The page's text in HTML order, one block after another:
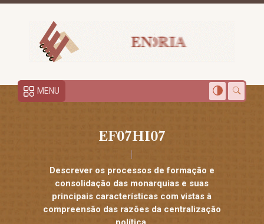
MENU
EF07HI07
Descrever os processos de formação e
consolidação das monarquias e suas
principais características com vistas à
compreensão das razões da centralização